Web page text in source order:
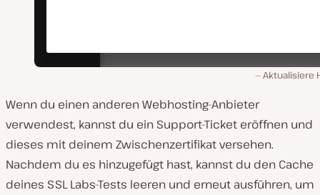
Aktualisiere
Wenn du einen anderen Webhosting-Anbieter
verwendest, kannst du ein Support-Ticket eröffnen und
dieses mit deinem Zwischenzertifikat versehen.
Nachdem du es hinzugefügt hast, kannst du den Cache
deines SSL Labs-Tests leeren und erneut ausführen, um